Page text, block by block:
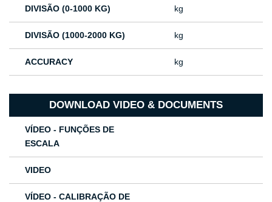
DIVISÃO (0-1000 KG) kg
DIVISÃO (1000-2000 KG) kg
ACCURACY kg
DOWNLOAD VIDEO & DOCUMENTS
VÍDEO - FUNÇÕES DE
ESCALA
VIDEO
VÍDEO - CALIBRAÇÃO DE